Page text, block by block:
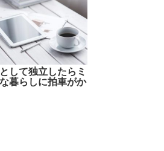
して独立したらミ
暮らしに拍車がか